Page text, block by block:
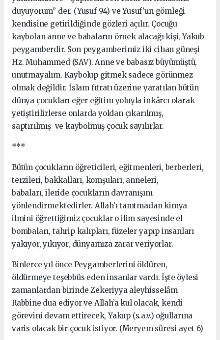
duyuyorum” der. (Yusuf 94) ve Yusuf’un gömleği
kendisine getirildiğinde gözleri açılır. Çocuğu
kaybolan anne ve babaların örnek alacağı kişi, Yakub
peygamberdir. Son peygamberimiz iki cihan güneşi
Hz. Muhammed (SAV). Anne ve babasız büyümüştü,
unutmayalım. Kaybolup gitmek sadece görünmez
olmak değildir. İslam fıtratı üzerine yaratılan bütün
dünya çocukları eğer eğitim yoluyla inkârcı olarak
yetiştirilirlerse onlarda yoldan çıkarılmış,
saptırılmış ve kaybolmuş çocuk sayılırlar.
***
Bütün çocukların öğreticileri, eğitmenleri, berberleri,
terzileri, bakkalları, komşuları, anneleri,
babaları, ileride çocukların davranışını
yönlendirmektedirler. Allah’ı tanıtmadan kimya
ilmini öğrettiğimiz çocuklar o ilim sayesinde el
bombaları, tahrip kalıpları, füzeler yapıp insanları
yakıyor, yıkıyor, dünyamıza zarar veriyorlar.
Binlerce yıl önce Peygamberlerini öldüren,
öldürmeye teşebbüs eden insanlar vardı. İşte öylesi
zamanlardan birinde Zekeriyya aleyhisselâm
Rabbine dua ediyor ve Allah’a kul olacak, kendi
görevini devam ettirecek, Yakup (s.a.v.) oğullarına
varis olacak bir çocuk istiyor. (Meryem süresi ayet 6)